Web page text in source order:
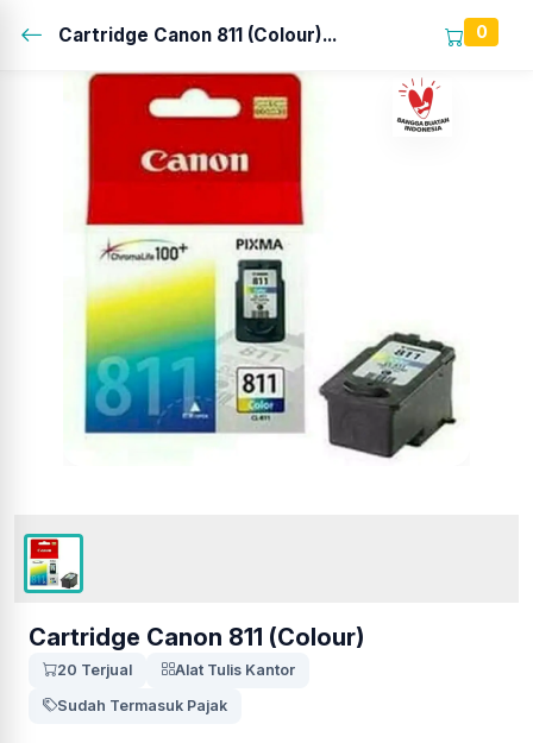
Cartridge Canon 811 (Colour)... 0
Cartridge Canon 811 (Colour)
20 Terjual
Alat Tulis Kantor
Sudah Termasuk Pajak